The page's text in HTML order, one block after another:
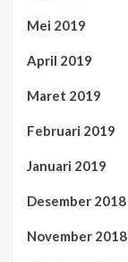
Mei 2019
April 2019
Maret 2019
Februari 2019
Januari 2019
Desember 2018
November 2018